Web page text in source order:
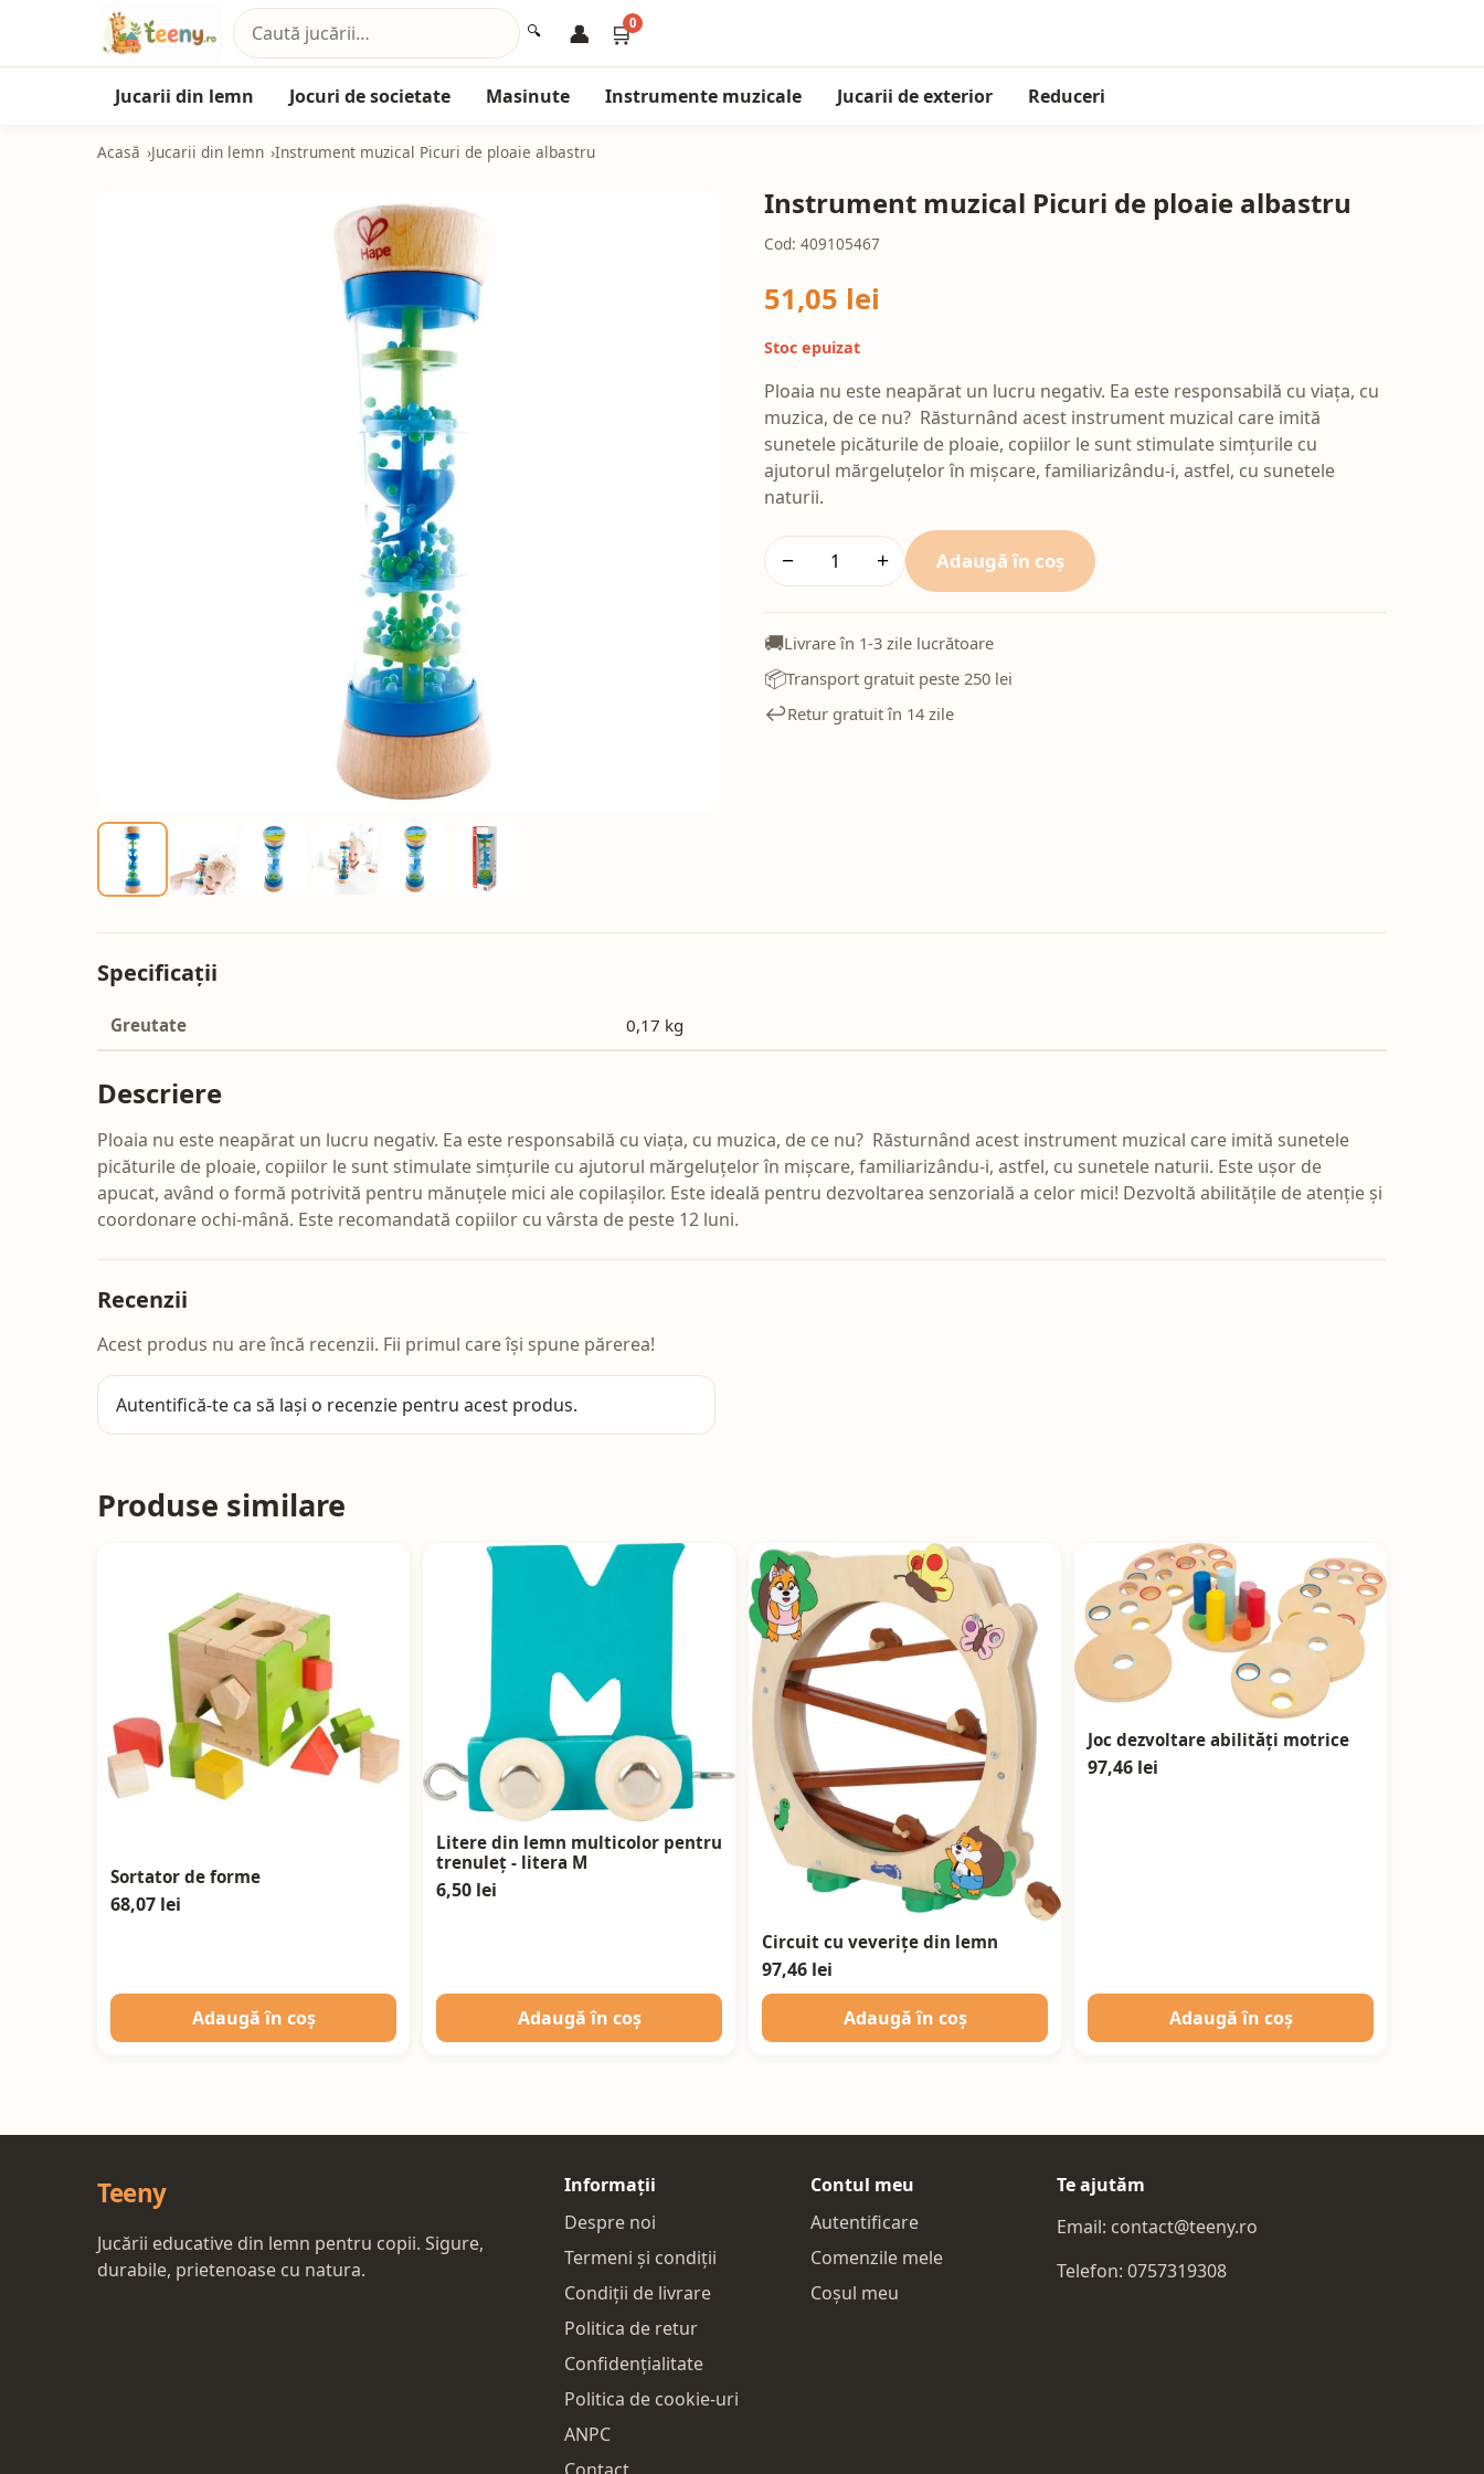
🔍 👤 🛒0
Jucarii din lemn Jocuri de societate Masinute Instrumente muzicale Jucarii de exterior Reduceri
Acasă Jucarii din lemn Instrument muzical Picuri de ploaie albastru
Instrument muzical Picuri de ploaie albastru
Cod: 409105467
51,05 lei
Stoc epuizat
Ploaia nu este neapărat un lucru negativ. Ea este responsabilă cu viața, cu
muzica, de ce nu? Răsturnând acest instrument muzical care imită
sunetele picăturile de ploaie, copiilor le sunt stimulate simțurile cu
ajutorul mărgeluțelor în mișcare, familiarizându-i, astfel, cu sunetele
naturii.
− + Adaugă în coș
🚚Livrare în 1-3 zile lucrătoare
📦Transport gratuit peste 250 lei
↩️Retur gratuit în 14 zile
Specificații
Greutate 0,17 kg
Descriere
Ploaia nu este neapărat un lucru negativ. Ea este responsabilă cu viața, cu muzica, de ce nu? Răsturnând acest instrument muzical care imită sunetele
picăturile de ploaie, copiilor le sunt stimulate simțurile cu ajutorul mărgeluțelor în mișcare, familiarizându-i, astfel, cu sunetele naturii. Este ușor de
apucat, având o formă potrivită pentru mănuțele mici ale copilașilor. Este ideală pentru dezvoltarea senzorială a celor mici! Dezvoltă abilitățile de atenție și
coordonare ochi-mână. Este recomandată copiilor cu vârsta de peste 12 luni.
Recenzii
Acest produs nu are încă recenzii. Fii primul care își spune părerea!
Autentifică-te ca să lași o recenzie pentru acest produs.
Produse similare
Sortator de forme
68,07 lei
Adaugă în coș
Litere din lemn multicolor pentru
trenuleț - litera M
6,50 lei
Adaugă în coș
Circuit cu veverițe din lemn
97,46 lei
Adaugă în coș
Joc dezvoltare abilități motrice
97,46 lei
Adaugă în coș
Teeny
Jucării educative din lemn pentru copii. Sigure,
durabile, prietenoase cu natura.
Informații
Despre noi
Termeni și condiții
Condiții de livrare
Politica de retur
Confidențialitate
Politica de cookie-uri
ANPC
Contul meu
Autentificare
Comenzile mele
Coșul meu
Te ajutăm
Email: contact@teeny.ro
Telefon:0757319308